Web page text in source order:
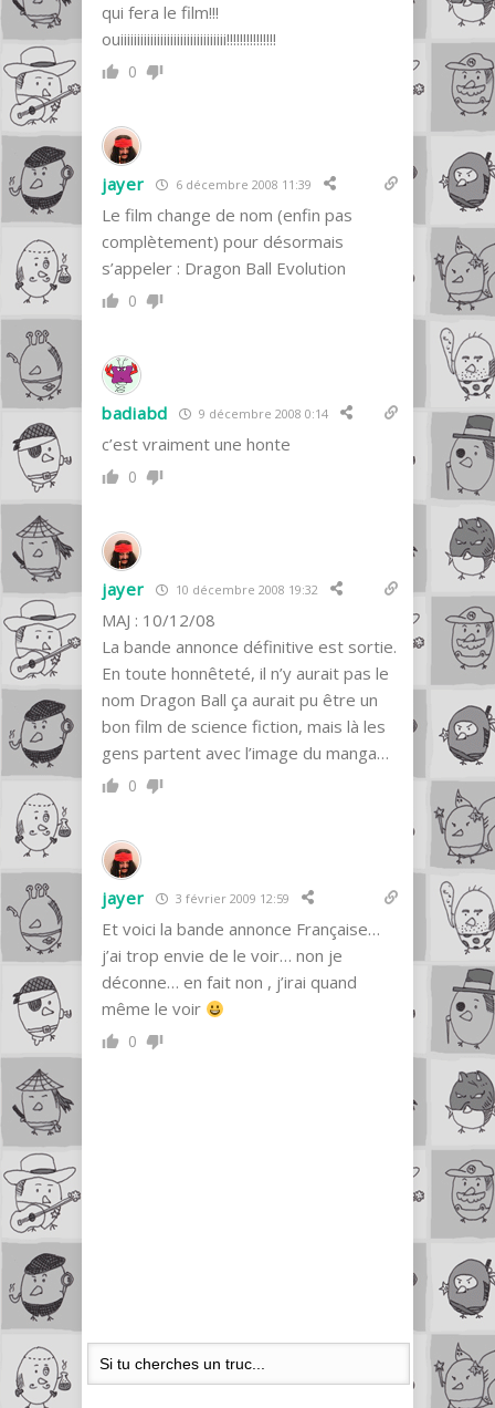
qui fera le film!!!
ouiiiiiiiiiiiiiiiiiiiiiiiiiiiiiiii!!!!!!!!!!!!!!!
0
jayer 6 décembre 2008 11:39
Le film change de nom (enfin pas
complètement) pour désormais
s’appeler : Dragon Ball Evolution
0
badiabd 9 décembre 2008 0:14
c’est vraiment une honte
0
jayer 10 décembre 2008 19:32
MAJ : 10/12/08
La bande annonce définitive est sortie.
En toute honnêteté, il n’y aurait pas le
nom Dragon Ball ça aurait pu être un
bon film de science fiction, mais là les
gens partent avec l’image du manga…
0
jayer 3 février 2009 12:59
Et voici la bande annonce Française…
j’ai trop envie de le voir… non je
déconne… en fait non , j’irai quand
même le voir
0